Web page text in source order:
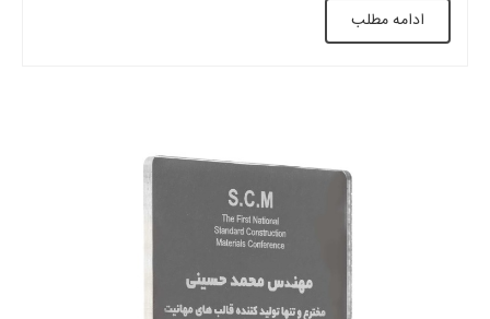
شبکه و پنجره دارد. این ساختار […]
ادامه مطلب